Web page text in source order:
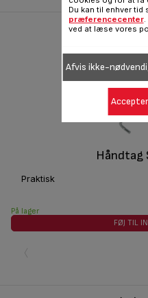
Praktisk
På lager
FØJ TIL
Du kan til enhver tid
præferencecenter.
ved at læse vores
Afvis ikke-